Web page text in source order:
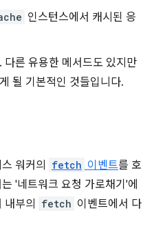
인스턴스에서 캐시된 응
른 유용한 메서드도 있지만
될 기본적인 것들입니다.
워커의 fetch 이벤트를 호
'네트워크 요청 가로채기'에
부의
fetch 이벤트에서 다